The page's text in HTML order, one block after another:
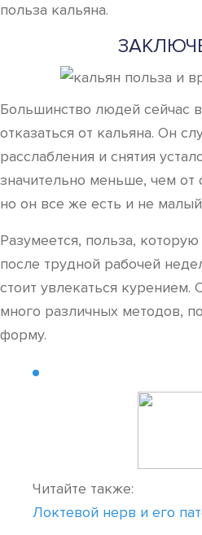
польза кальяна.
Большинство людей сейчас
отказаться от кальяна. Он
расслабления и снятия
значительно меньше, чем от
но он все же есть и не
Разумеется, польза,
после трудной рабочей
стоит увлекаться курением.
много различных методов,
форму.
Читайте также:
Локтевой нерв и его